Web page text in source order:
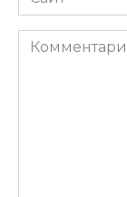
Комментарий